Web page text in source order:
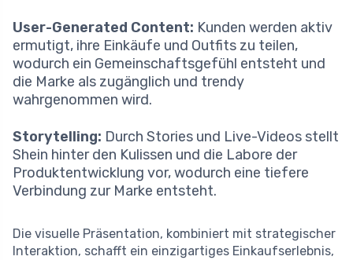
User-Generated Content: Kunden werden aktiv
ermutigt, ihre Einkäufe und Outfits zu teilen,
wodurch ein Gemeinschaftsgefühl entsteht und
die Marke als zugänglich und trendy
wahrgenommen wird.
Storytelling: Durch Stories und Live-Videos stellt
Shein hinter den Kulissen und die Labore der
Produktentwicklung vor, wodurch eine tiefere
Verbindung zur Marke entsteht.
Die visuelle Präsentation, kombiniert mit strategischer
Interaktion, schafft ein einzigartiges Einkaufserlebnis,